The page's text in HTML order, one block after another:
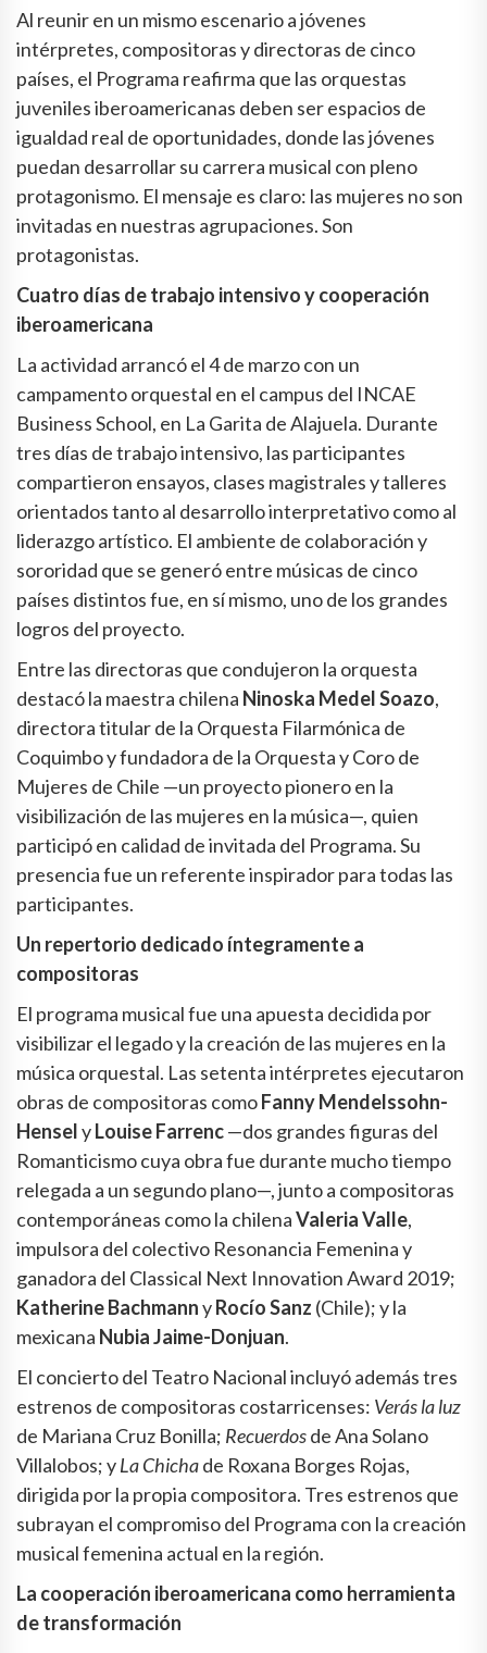
Al reunir en un mismo escenario a jóvenes
intérpretes, compositoras y directoras de cinco
países, el Programa reafirma que las orquestas
juveniles iberoamericanas deben ser espacios de
igualdad real de oportunidades, donde las jóvenes
puedan desarrollar su carrera musical con pleno
protagonismo. El mensaje es claro: las mujeres no son
invitadas en nuestras agrupaciones. Son
protagonistas.
Cuatro días de trabajo intensivo y cooperación
iberoamericana
La actividad arrancó el 4 de marzo con un
campamento orquestal en el campus del INCAE
Business School, en La Garita de Alajuela. Durante
tres días de trabajo intensivo, las participantes
compartieron ensayos, clases magistrales y talleres
orientados tanto al desarrollo interpretativo como al
liderazgo artístico. El ambiente de colaboración y
sororidad que se generó entre músicas de cinco
países distintos fue, en sí mismo, uno de los grandes
logros del proyecto.
Entre las directoras que condujeron la orquesta
destacó la maestra chilena Ninoska Medel Soazo,
directora titular de la Orquesta Filarmónica de
Coquimbo y fundadora de la Orquesta y Coro de
Mujeres de Chile —un proyecto pionero en la
visibilización de las mujeres en la música—, quien
participó en calidad de invitada del Programa. Su
presencia fue un referente inspirador para todas las
participantes.
Un repertorio dedicado íntegramente a
compositoras
El programa musical fue una apuesta decidida por
visibilizar el legado y la creación de las mujeres en la
música orquestal. Las setenta intérpretes ejecutaron
obras de compositoras comoFanny Mendelssohn-
HenselyLouise Farrenc—dos grandes figuras del
Romanticismo cuya obra fue durante mucho tiempo
relegada a un segundo plano—, junto a compositoras
contemporáneas como la chilenaValeria Valle,
impulsora del colectivo Resonancia Femenina y
ganadora del Classical Next Innovation Award 2019;
Katherine BachmannyRocío Sanz (Chile); y la
mexicana Nubia Jaime-Donjuan.
El concierto del Teatro Nacional incluyó además tres
estrenos de compositoras costarricenses: Verás la luz
de Mariana Cruz Bonilla; Recuerdosde Ana Solano
Villalobos; yLa Chichade Roxana Borges Rojas,
dirigida por la propia compositora. Tres estrenos que
subrayan el compromiso del Programa con la creación
musical femenina actual en la región.
La cooperación iberoamericana como herramienta
de transformación